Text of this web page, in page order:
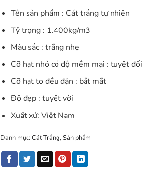
Tên sản phẩm : Cát trắng tự nhiên
Tỷ trọng : 1.400kg/m3
Màu sắc : trắng nhẹ
Cỡ hạt nhỏ có độ mềm mại : tuyệt đối
Cỡ hạt to đều đặn : bắt mắt
Độ đẹp : tuyệt vời
Xuất xứ: Việt Nam
Danh mục:Cát Trắng,Sản phẩm